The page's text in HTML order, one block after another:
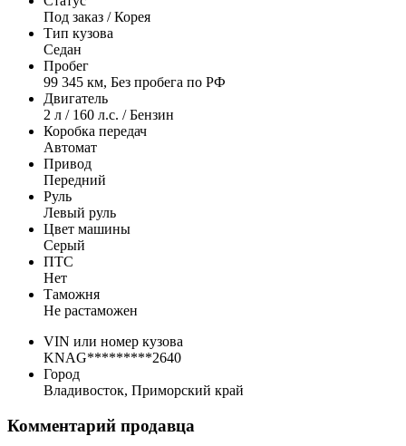
Под заказ / Корея
Тип кузова
Седан
Пробег
99 345 км, Без пробега по РФ
Двигатель
2 л / 160 л.с. / Бензин
Коробка передач
Автомат
Привод
Передний
Руль
Левый руль
Цвет машины
Серый
ПТС
Нет
Таможня
Не растаможен
VIN или номер кузова
KNAG*********2640
Город
Владивосток, Приморский край
Комментарий продавца